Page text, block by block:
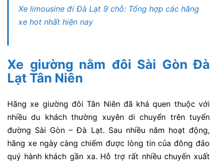
Xe limousine đi Đà Lạt 9 chỗ: Tổng hợp các hãng
xe hot nhất hiện nay
Xe giường nằm đôi Sài Gòn Đà
Lạt Tân Niên
Hãng xe giường đôi Tân Niên đã khá quen thuộc với
nhiều du khách thường xuyên di chuyển trên tuyến
đường Sài Gòn – Đà Lạt. Sau nhiều năm hoạt động,
hãng xe ngày càng chiếm được lòng tin của đông đảo
quý hành khách gần xa. Hỗ trợ rất nhiều chuyến xuất